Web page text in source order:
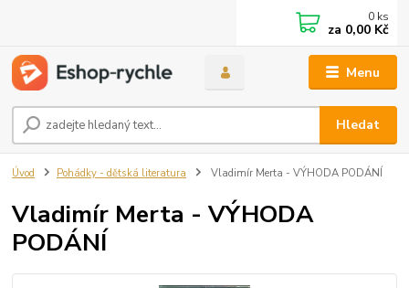
Menu
Hledat
0 ks
za 0,00 Kč
Úvod Pohádky - dětská literatura Vladimír Merta - VÝHODA PODÁNÍ
Vladimír Merta - VÝHODA
PODÁNÍ